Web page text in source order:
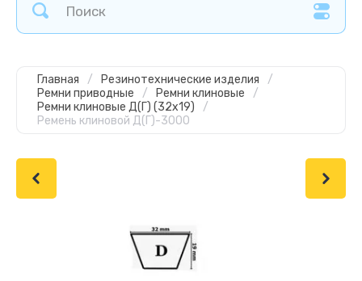
Главная / Резинотехнические изделия
/
Ремни приводные
/ Ремни клиновые
/
Ремни клиновые Д(Г) (32х19)
/
Ремень клиновой Д(Г)-3000